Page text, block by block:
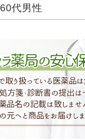
60代男性